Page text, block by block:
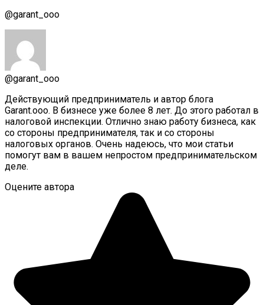
@garant_ooo
@garant_ooo
Действующий предприниматель и автор блога
Garant.ooo. В бизнесе уже более 8 лет. До этого работал в
налоговой инспекции. Отлично знаю работу бизнеса, как
со стороны предпринимателя, так и со стороны
налоговых органов. Очень надеюсь, что мои статьи
помогут вам в вашем непростом предпринимательском
деле.
Оцените автора